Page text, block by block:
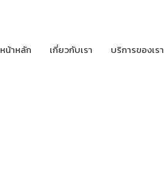
หน้าหลัก เกี่ยวกับเรา บริการของเรา